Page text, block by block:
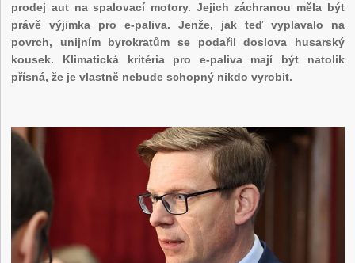
prodej aut na spalovací motory. Jejich záchranou měla být
právě výjimka pro e-paliva. Jenže, jak teď vyplavalo na
povrch, unijním byrokratům se podařil doslova husarský
kousek. Klimatická kritéria pro e-paliva mají být natolik
přísná, že je vlastně nebude schopný nikdo vyrobit.